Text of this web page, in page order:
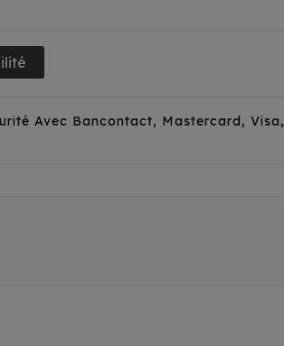
Avec Bancontact, Mastercard, Visa,